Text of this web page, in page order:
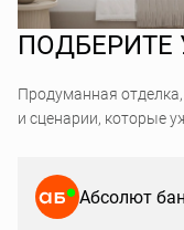
ПОДБЕРИТЕ
Продуманная
и сценарии, которые
Абсолют